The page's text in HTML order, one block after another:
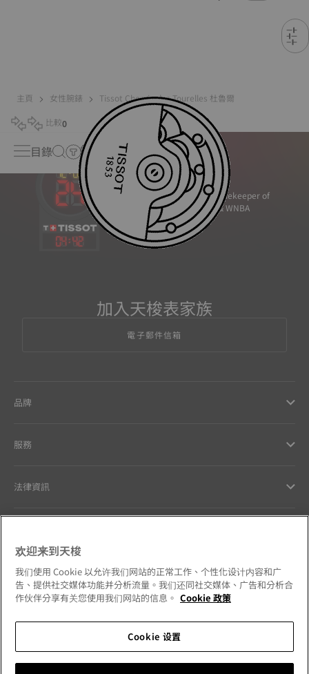
主頁 女性腕錶 Tissot Chemin des Tourelles 杜魯爾
比較0
目錄
04:42
Official Timekeeper of
the NBA & WNBA
加入天梭表家族
電子郵件信箱
品牌
服務
法律資訊
我們的品牌承諾
請追蹤我們的社群媒體
欢迎来到天梭
我们使用 Cookie 以允许我们网站的正常工作、个性化设计内容和广
告、提供社交媒体功能并分析流量。我们还同社交媒体、广告和分析合
作伙伴分享有关您使用我们网站的信息。 Cookie 政策
Cookie 设置